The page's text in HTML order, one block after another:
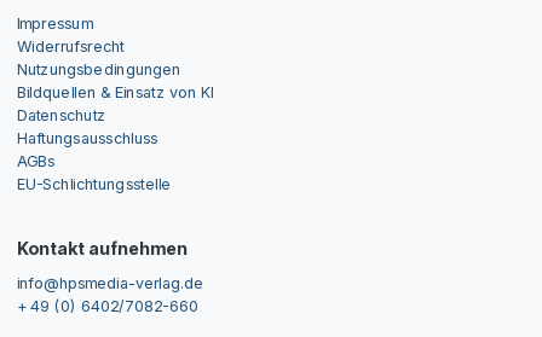
Impressum
Widerrufsrecht
Nutzungsbedingungen
Bildquellen & Einsatz von KI
Datenschutz
Haftungsausschluss
AGBs
EU-Schlichtungsstelle
Kontakt aufnehmen
info@hpsmedia-verlag.de
+ 49 (0) 6402/7082-660